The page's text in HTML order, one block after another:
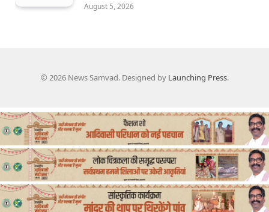
August 5, 2026
© 2026 News Samvad. Designed by Launching Press.